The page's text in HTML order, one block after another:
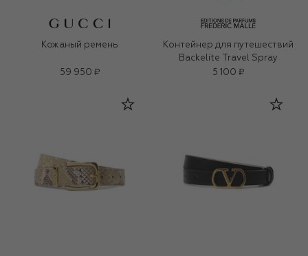
Кожаный ремень
59 950 ₽
Контейнер для путешествий
Backelite Travel Spray
5 100 ₽